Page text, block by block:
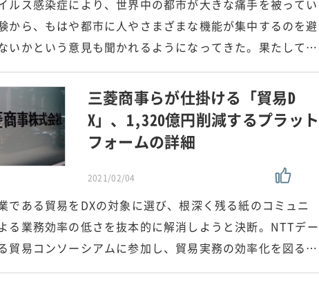
ルス感染症により、世界中の都市が大きな痛手を被ってい
から、もはや都市に人やさまざまな機能が集中するのを避
いかという意見も聞かれるようになってきた。果たして…
三菱商事らが仕掛ける「貿易D
X」、1,320億円削減するプラット
フォームの詳細
2021/02/04
である貿易をDXの対象に選び、根深く残る紙のコミュニ
る業務効率の低さを抜本的に解消しようと決断。NTTデー
貿易コンソーシアムに参加し、貿易実務の効率化を図る…